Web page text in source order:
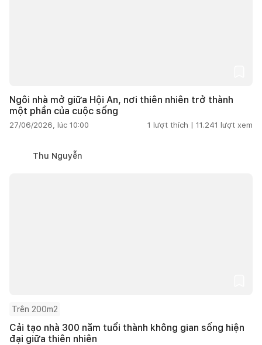
Ngôi nhà mở giữa Hội An, nơi thiên nhiên trở thành
một phần của cuộc sống
27/06/2026, lúc 10:00 1 lượt thích | 11.241 lượt xem
Thu Nguyễn
Trên 200m2
Cải tạo nhà 300 năm tuổi thành không gian sống hiện
đại giữa thiên nhiên